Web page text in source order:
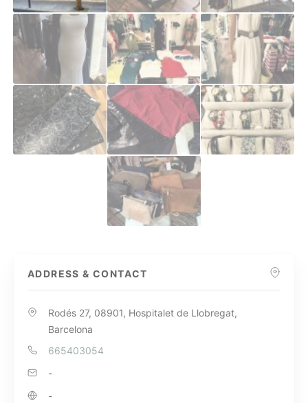
ADDRESS & CONTACT
Rodés 27, 08901, Hospitalet de Llobregat,
Barcelona
665403054
-
-